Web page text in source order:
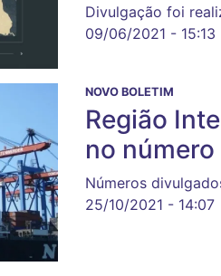
Divulgação foi
09/06/2021 - 15:13
NOVO BOLETIM
Região
no
Números
25/10/2021 - 14:07